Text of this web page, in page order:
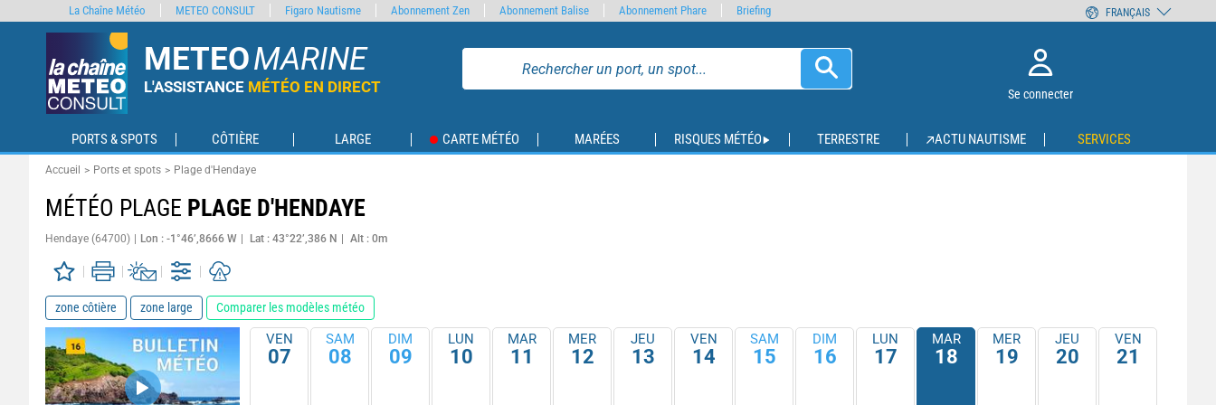
METEOMARINE
L'ASSISTANCE MÉTÉO EN DIRECT Se connecter
PORTS & SPOTS CÔTIÈRE LARGE CARTE MÉTÉO MARÉES RISQUES MÉTÉO TERRESTRE ACTU NAUTISME SERVICES
Accueil Ports et spots Plage d'Hendaye
MÉTÉO PLAGE PLAGE D'HENDAYE
Hendaye (64700) Lon : -1°46’,8666 W Lat : 43°22’,386 N Alt : 0m
zone côtière zone large Comparer les modèles météo
VEN
07
SAM
08
DIM
09
LUN
10
MAR
11
MER
12
JEU
13
VEN
14
SAM
15
DIM
16
LUN
17
MAR
18
MER
19
JEU
20
VEN
21
La Chaîne Météo METEO CONSULT Figaro Nautisme Abonnement Zen Abonnement Balise Abonnement Phare Briefing FRANÇAIS